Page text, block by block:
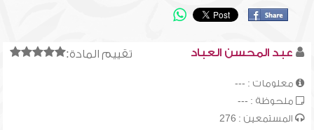
تقييم المادة: عبد المحسن العباد
معلومات : ---
ملحوظة : ---
المستمعين : 276